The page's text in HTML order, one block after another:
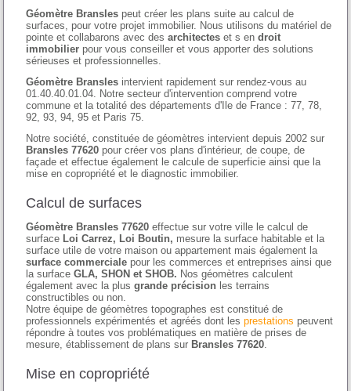
Géomètre Bransles peut créer les plans suite au calcul de
surfaces, pour votre projet immobilier. Nous utilisons du matériel de
pointe et collabarons avec desarchitectes et s endroit
immobilier pour vous conseiller et vous apporter des solutions
sérieuses et professionnelles.
Géomètre Bransles intervient rapidement sur rendez-vous au
01.40.40.01.04. Notre secteur d'intervention comprend votre
commune et la totalité des départements d'Ile de France : 77, 78,
92, 93, 94, 95 et Paris 75.
Notre société, constituée de géomètres intervient depuis 2002 sur
Bransles 77620 pour créer vos plans d'intérieur, de coupe, de
façade et effectue également le calcule de superficie ainsi que la
mise en copropriété et le diagnostic immobilier.
Calcul de surfaces
Géomètre Bransles 77620 effectue sur votre ville le calcul de
surface Loi Carrez, Loi Boutin, mesure la surface habitable et la
surface utile de votre maison ou appartement mais également la
surface commerciale pour les commerces et entreprises ainsi que
la surfaceGLA, SHON et SHOB. Nos géomètres calculent
également avec la plusgrande précision les terrains
constructibles ou non.
Notre équipe de géomètres topographes est constitué de
professionnels expérimentés et agréés dont lesprestations peuvent
répondre à toutes vos problématiques en matière de prises de
mesure, établissement de plans sur Bransles 77620.
Mise en copropriété